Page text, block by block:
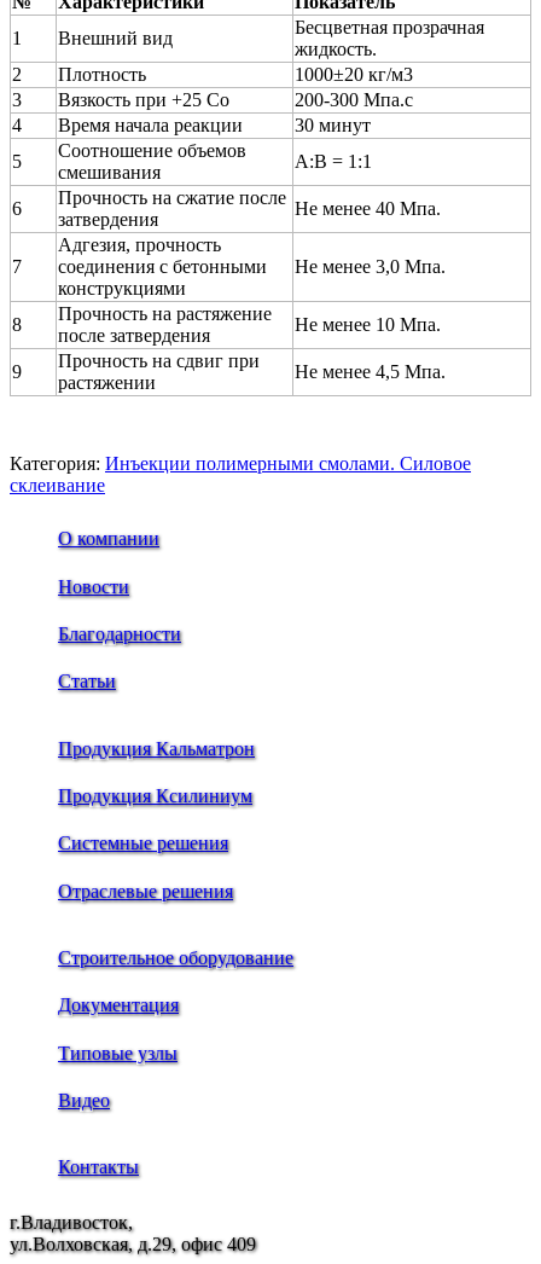
1
Внешний вид
Бесцветная прозрачная
жидкость.
2
Плотность
1000±20 кг/м3
3
Вязкость при +25 Со
200-300 Мпа.с
4
Время начала реакции
30 минут
5
Соотношение объемов
смешивания
А:В = 1:1
6
Прочность на сжатие после
затвердения
Не менее 40 Мпа.
7
Адгезия, прочность
соединения с бетонными
конструкциями
Не менее 3,0 Мпа.
8
Прочность на растяжение
после затвердения
Не менее 10 Мпа.
9
Прочность на сдвиг при
растяжении
Не менее 4,5 Мпа.
Категория: Инъекции полимерными смолами. Силовое
склеивание
О компании
Новости
Благодарности
Статьи
Продукция Кальматрон
Продукция Ксилиниум
Системные решения
Отраслевые решения
Строительное оборудование
Документация
Типовые узлы
Видео
Контакты
г.Владивосток,
ул.Волховская, д.29, офис 409